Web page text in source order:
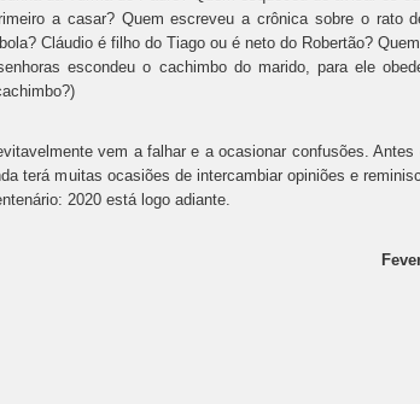
a casar? Quem escreveu a crônica sobre o rato
Cláudio é filho do Tiago ou é neto do Robertão?
escondeu o cachimbo do marido, para ele
vem a falhar e a ocasionar confusões. Antes
terá muitas ocasiões de intercambiar opiniões e
2020 está logo adiante.